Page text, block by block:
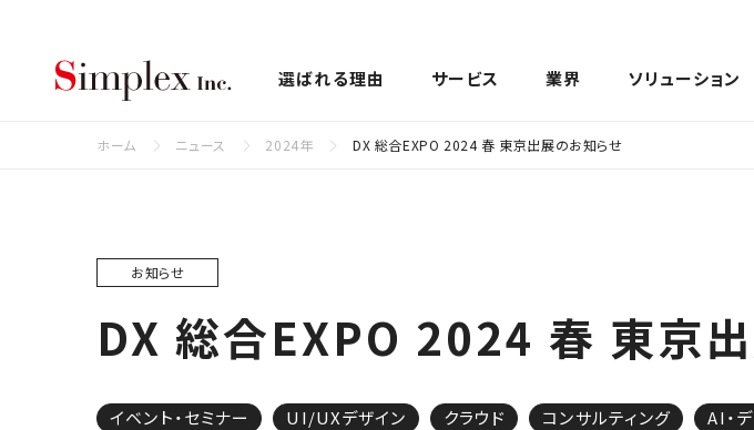
シンプレクス株式会社
選ばれる理由 サービス 業界 ソリューション
ホーム ニュース 2024年 DX 総合EXPO 2024 春 東京出展のお知らせ
お知らせ
DX 総合EXPO 2024 春 東京
イベント・セミナー UI/UXデザイン クラウド コンサルティング AI・